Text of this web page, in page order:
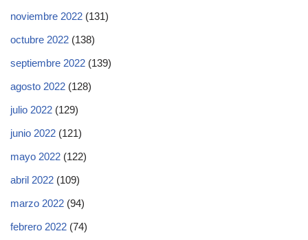
noviembre 2022 (131)
octubre 2022 (138)
septiembre 2022 (139)
agosto 2022 (128)
julio 2022 (129)
junio 2022 (121)
mayo 2022 (122)
abril 2022 (109)
marzo 2022 (94)
febrero 2022 (74)